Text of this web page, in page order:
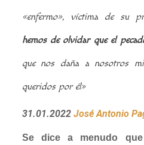
«enfermo», víctima de su
hemos de olvidar que el
que nos daña a nosotros
queridos por él»
31.01.2022 José Antonio
Se dice a menudo